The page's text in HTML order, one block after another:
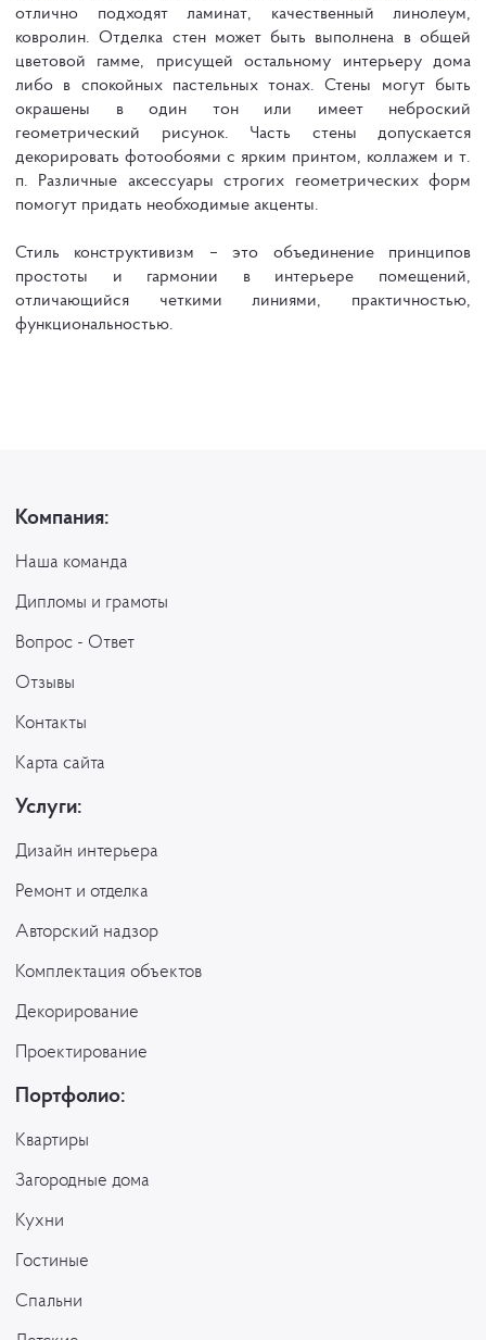
отлично подходят ламинат, качественный линолеум,
ковролин. Отделка стен может быть выполнена в общей
цветовой гамме, присущей остальному интерьеру дома
либо в спокойных пастельных тонах. Стены могут быть
окрашены в один тон или имеет неброский
геометрический рисунок. Часть стены допускается
декорировать фотообоями с ярким принтом, коллажем и т.
п. Различные аксессуары строгих геометрических форм
помогут придать необходимые акценты.
Стиль конструктивизм – это объединение принципов
простоты и гармонии в интерьере помещений,
отличающийся четкими линиями, практичностью,
функциональностью.
Компания:
Наша команда
Дипломы и грамоты
Вопрос - Ответ
Отзывы
Контакты
Карта сайта
Услуги:
Дизайн интерьера
Ремонт и отделка
Авторский надзор
Комплектация объектов
Декорирование
Проектирование
Портфолио:
Квартиры
Загородные дома
Кухни
Гостиные
Спальни